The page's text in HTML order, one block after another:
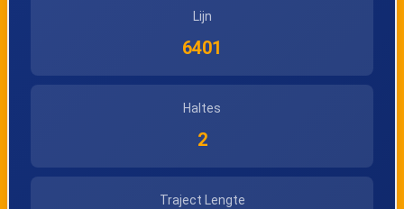
Lijn
6401
Haltes
2
Traject Lengte